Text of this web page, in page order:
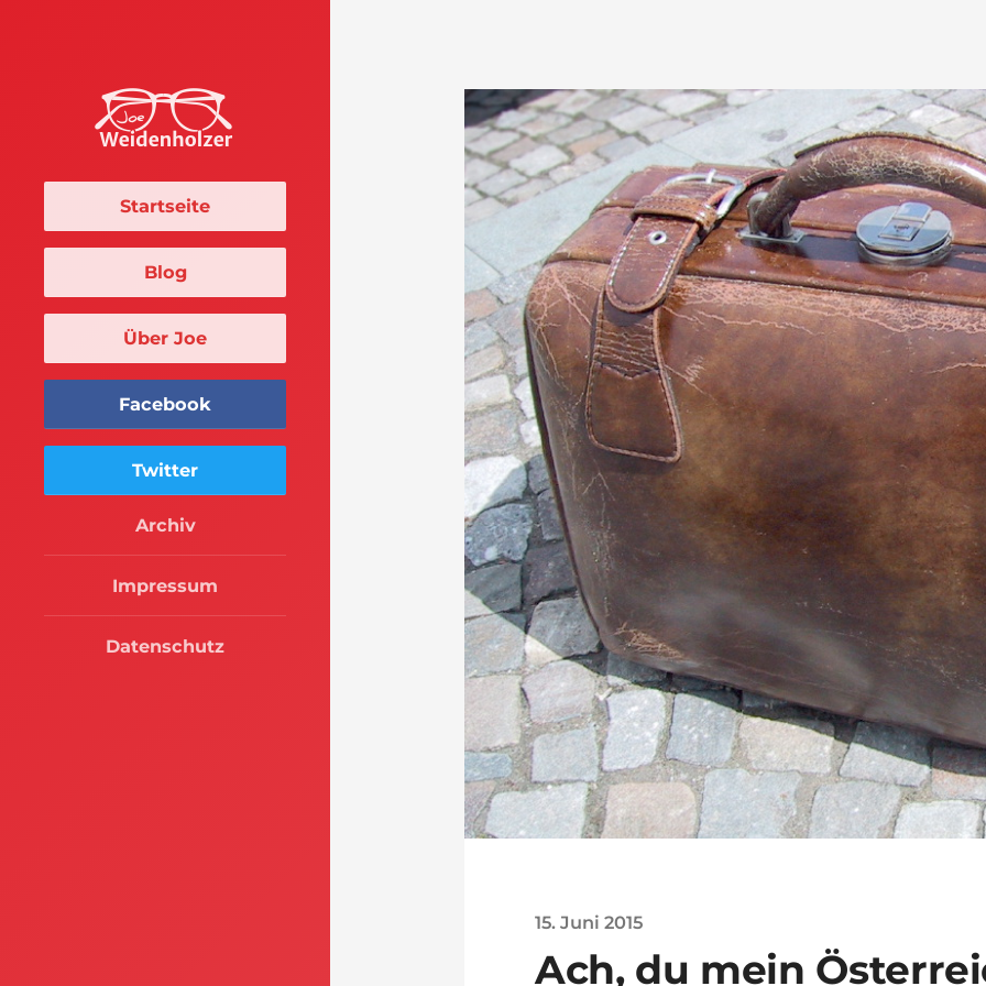
Startseite
Blog
Über Joe
Facebook
Twitter
Archiv
Impressum
Datenschutz
15. Juni 2015
Ach, du mein